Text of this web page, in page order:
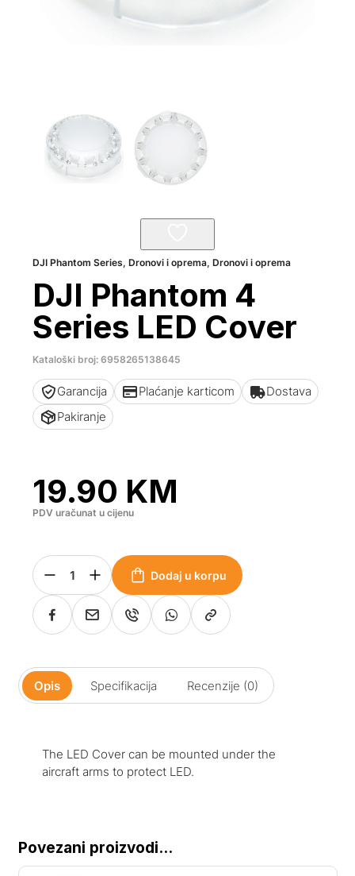
DJI Phantom Series,Dronovi i oprema,Dronovi i oprema
DJI Phantom 4
Series LED Cover
Kataloški broj: 6958265138645
Garancija Plaćanje karticom
Dostava
Pakiranje
19.90 KM
PDV uračunat u cijenu
Dodaj u korpu
Opis Specifikacija Recenzije (0)
The LED Cover can be mounted under the
aircraft arms to protect LED.
Povezani proizvodi...